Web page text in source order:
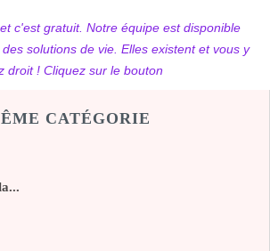
c'est gratuit. Notre équipe est disponible
solutions de vie. Elles existent et vous y
droit ! Cliquez sur le bouton
CATÉGORIE